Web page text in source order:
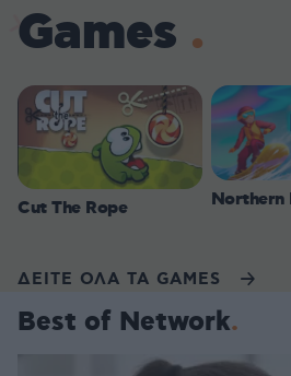
Games
Cut The Rope Northern
ΔΕΙΤΕ ΟΛΑ ΤΑ GAMES
Best of Network